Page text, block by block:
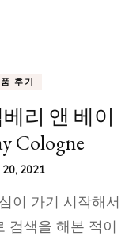
후기
리 앤 베이
Cologne
20, 2021
이 가기 시작해서
검색을 해본 적이